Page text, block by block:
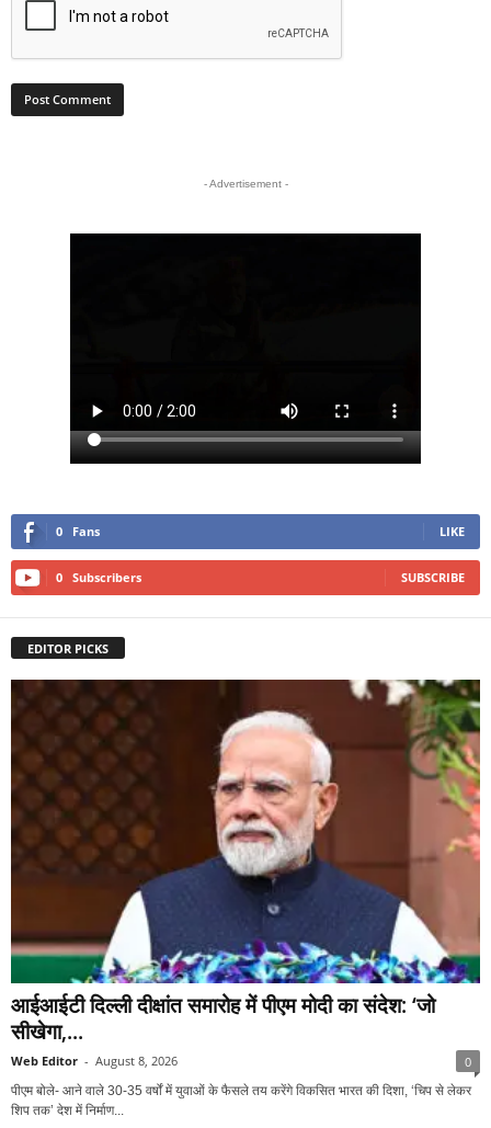
- Advertisement -
0 Fans LIKE
0 Subscribers SUBSCRIBE
EDITOR PICKS
आईआईटी दिल्ली दीक्षांत समारोह में पीएम मोदी का संदेश: ‘जो
सीखेगा,...
Web Editor - August 8, 2026 0
पीएम बोले- आने वाले 30-35 वर्षों में युवाओं के फैसले तय करेंगे विकसित भारत की दिशा, ‘चिप से लेकर
शिप तक’ देश में निर्माण...